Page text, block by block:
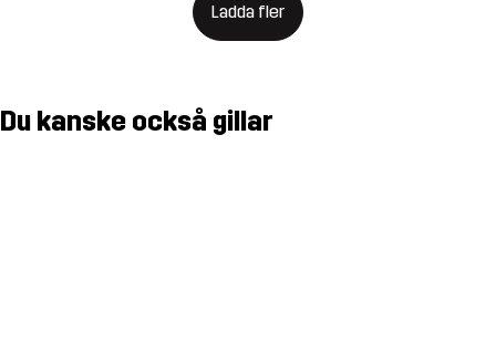
Ladda fler
Du kanske också gillar